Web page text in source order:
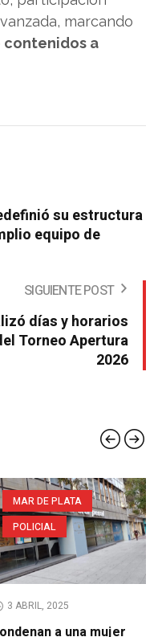
marcando
contenidos a
su estructura
equipo de
SIGUIENTE POST
días y horarios
Torneo Apertura
2026
MAR DE PLATA
POLICIAL
3 ABRIL, 2025
a una mujer